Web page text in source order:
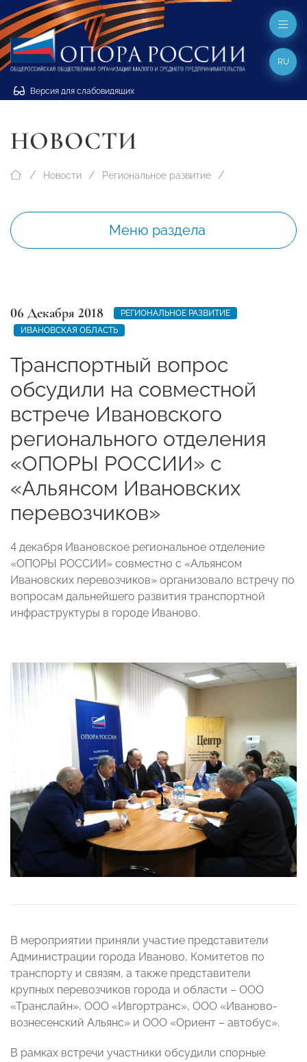
Версия для слабовидящих
RU
НОВОСТИ
Новости Региональное развитие
Меню раздела
06 Декабря 2018
РЕГИОНАЛЬНОЕ РАЗВИТИЕ
ИВАНОВСКАЯ ОБЛАСТЬ
Транспортный вопрос
обсудили на совместной
встрече Ивановского
регионального отделения
«ОПОРЫ РОССИИ» с
«Альянсом Ивановских
перевозчиков»
4 декабря Ивановское региональное отделение
«ОПОРЫ РОССИИ» совместно с «Альянсом
Ивановских перевозчиков» организовало встречу по
вопросам дальнейшего развития транспортной
инфраструктуры в городе Иваново.
В мероприятии приняли участие представители
Администрации города Иваново, Комитетов по
транспорту и связям, а также представители
крупных перевозчиков города и области – ООО
«Транслайн», ООО «Ивгортранс», ООО «Иваново-
вознесенский Альянс» и ООО «Ориент – автобус».
В рамках встречи участники обсудили спорные